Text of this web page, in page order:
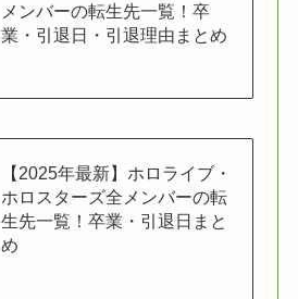
メンバーの転生先一覧！卒
業・引退日・引退理由まとめ
【2025年最新】ホロライブ・
ホロスターズ全メンバーの転
生先一覧！卒業・引退日まと
め